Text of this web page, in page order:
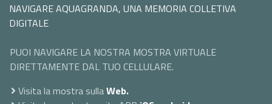
NAVIGARE AQUAGRANDA, UNA MEMORIA COLLETIVA
DIGITALE
PUOI NAVIGARE LA NOSTRA MOSTRA VIRTUALE
DIRETTAMENTE DAL TUO CELLULARE.
Visita la mostra sullaWeb.